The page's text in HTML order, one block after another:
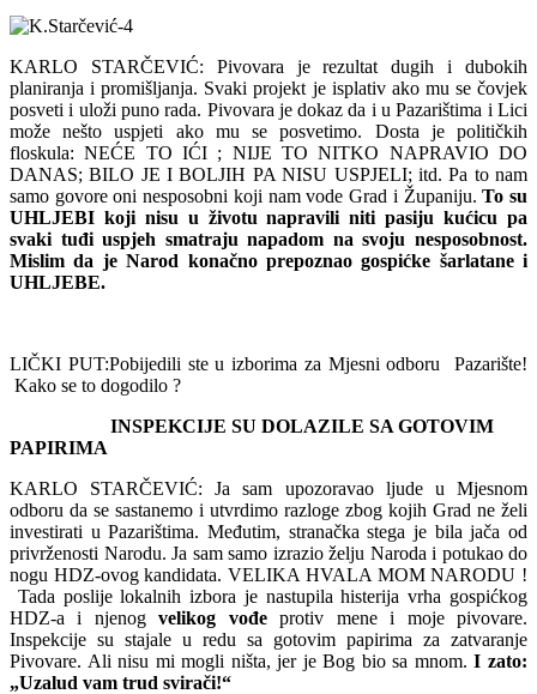
KARLO STARČEVIĆ: Pivovara je rezultat dugih i dubokih
planiranja i promišljanja. Svaki projekt je isplativ ako mu se čovjek
posveti i uloži puno rada. Pivovara je dokaz da i u Pazarištima i Lici
može nešto uspjeti ako mu se posvetimo. Dosta je političkih
floskula: NEĆE TO IĆI ; NIJE TO NITKO NAPRAVIO DO
DANAS; BILO JE I BOLJIH PA NISU USPJELI; itd. Pa to nam
samo govore oni nesposobni koji nam vode Grad i Županiju.To su
UHLJEBI koji nisu u životu napravili niti pasiju kućicu pa
svaki tuđi uspjeh smatraju napadom na svoju nesposobnost.
Mislim da je Narod konačno prepoznao gospićke šarlatane i
UHLJEBE.
LIČKI PUT:Pobijedili ste u izborima za Mjesni odboru Pazarište!
Kako se to dogodilo ?
INSPEKCIJE SU DOLAZILE SA GOTOVIM
PAPIRIMA
KARLO STARČEVIĆ: Ja sam upozoravao ljude u Mjesnom
odboru da se sastanemo i utvrdimo razloge zbog kojih Grad ne želi
investirati u Pazarištima. Međutim, stranačka stega je bila jača od
privrženosti Narodu. Ja sam samo izrazio želju Naroda i potukao do
nogu HDZ-ovog kandidata. VELIKA HVALA MOM NARODU !
Tada poslije lokalnih izbora je nastupila histerija vrha gospićkog
HDZ-a i njenogvelikog vođeprotiv mene i moje pivovare.
Inspekcije su stajale u redu sa gotovim papirima za zatvaranje
Pivovare. Ali nisu mi mogli ništa, jer je Bog bio sa mnom.I zato:
„Uzalud vam trud svirači!“